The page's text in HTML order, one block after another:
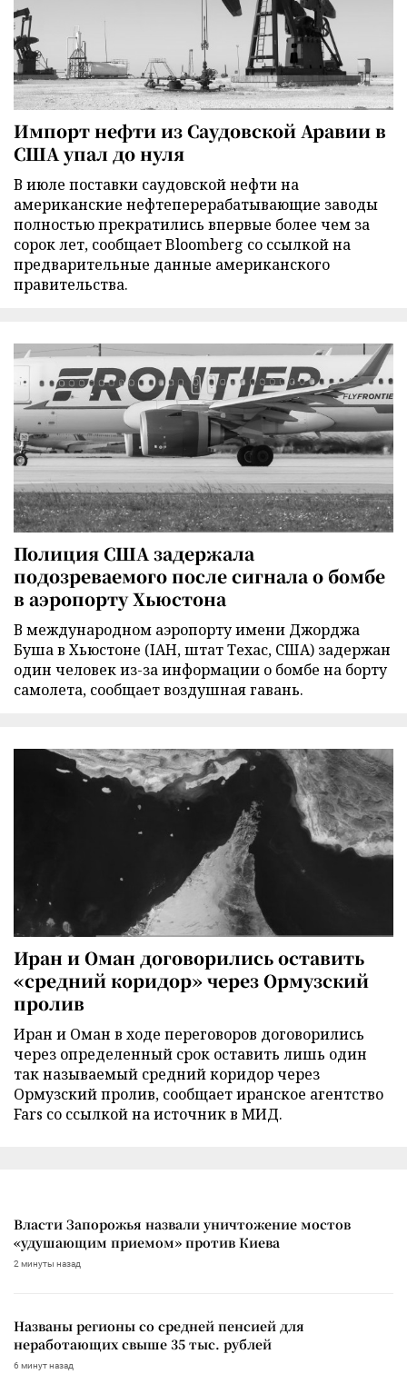
Импорт нефти из Саудовской Аравии в
США упал до нуля
В июле поставки саудовской нефти на
американские нефтеперерабатывающие заводы
полностью прекратились впервые более чем за
сорок лет, сообщает Bloomberg со ссылкой на
предварительные данные американского
правительства.
Полиция США задержала
подозреваемого после сигнала о бомбе
в аэропорту Хьюстона
В международном аэропорту имени Джорджа
Буша в Хьюстоне (IAH, штат Техас, США) задержан
один человек из-за информации о бомбе на борту
самолета, сообщает воздушная гавань.
Иран и Оман договорились оставить
«средний коридор» через Ормузский
пролив
Иран и Оман в ходе переговоров договорились
через определенный срок оставить лишь один
так называемый средний коридор через
Ормузский пролив, сообщает иранское агентство
Fars со ссылкой на источник в МИД.
Власти Запорожья назвали уничтожение мостов
«удушающим приемом» против Киева
2 минуты назад
Названы регионы со средней пенсией для
неработающих свыше 35 тыс. рублей
6 минут назад